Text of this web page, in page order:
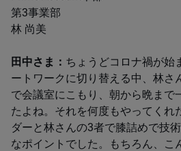
​​第3事業部​​
林 尚美
田中さま： ちょうどコロナ禍が始
ートワークに切り替える中、林さ
で会議室にこもり、朝から晩まで
たよね。それを何度もやってくれ
ダーと林さんの3者で膝詰めで技
なポイントでした。もちろん、こ